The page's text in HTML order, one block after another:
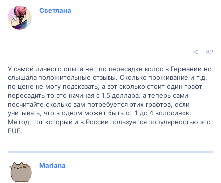
Светлана
#2
У самой личного опыта нет по пересадке волос в Германии но
слышала положительные отзывы. Сколько проживание и т.д.
по цене не могу подсказать, а вот сколько стоит один графт
пересадить то это начиная с 1,5 доллара. а теперь сами
посчитайте сколько вам потребуется этих графтов, если
учитывать, что в одном может быть от 1 до 4 волосинок.
Метод, тот который и в России пользуется популярностью это
FUE.
Mariana